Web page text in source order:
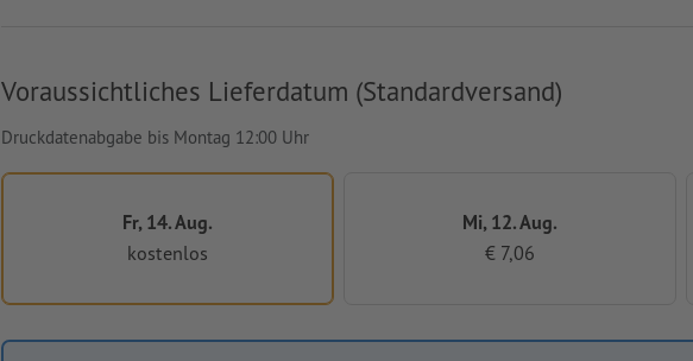
Voraussichtliches Lieferdatum (Standardversand)
Druckdatenabgabe bis Montag 12:00 Uhr
Fr, 14. Aug.
kostenlos
Mi, 12. Aug.
€ 7,06